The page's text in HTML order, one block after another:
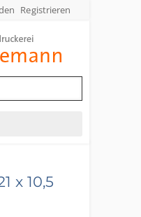
Registrieren
x 10,5